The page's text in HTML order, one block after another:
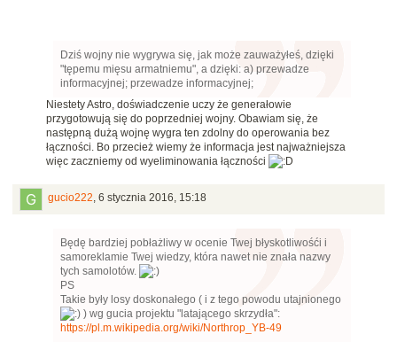
Dziś wojny nie wygrywa się, jak może zauważyłeś, dzięki
"tępemu mięsu armatniemu", a dzięki: a) przewadze
informacyjnej; przewadze informacyjnej;
Niestety Astro, doświadczenie uczy że generałowie
przygotowują się do poprzedniej wojny. Obawiam się, że
następną dużą wojnę wygra ten zdolny do operowania bez
łączności. Bo przecież wiemy że informacja jest najważniejsza
więc zaczniemy od wyeliminowania łączności
gucio222, 6 stycznia 2016, 15:18
Będę bardziej pobłażliwy w ocenie Twej błyskotliwośći i
samoreklamie Twej wiedzy, która nawet nie znała nazwy
tych samolotów.
PS
Takie były losy doskonałego ( i z tego powodu utajnionego
) wg gucia projektu "latającego skrzydła":
https://pl.m.wikipedia.org/wiki/Northrop_YB-49